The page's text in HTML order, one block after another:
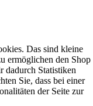
Das sind kleine
ermöglichen den Shop
dadurch Statistiken
Sie, dass bei einer
der Seite zur